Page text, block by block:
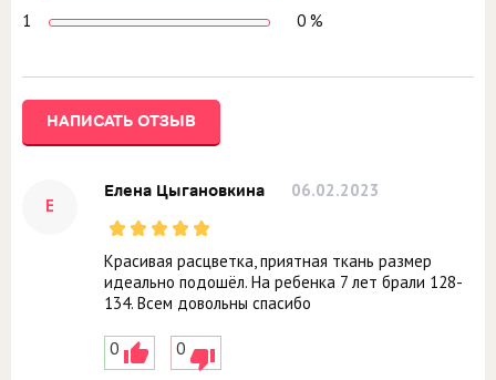
1
0 %
НАПИСАТЬ ОТЗЫВ
Е
Елена Цыгановкина 06.02.2023
Красивая расцветка, приятная ткань размер
идеально подошёл. На ребенка 7 лет брали 128-
134. Всем довольны спасибо
0 0